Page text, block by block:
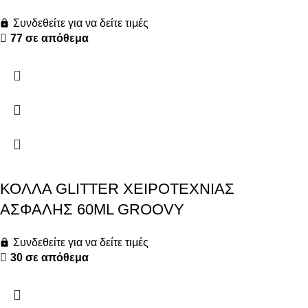
Συνδεθείτε για να δείτε τιμές
77 σε απόθεμα
ΚΟΛΛΑ GLITTER ΧΕΙΡΟΤΕΧΝΙΑΣ
ΑΣΦΑΛΗΣ 60ML GROOVY
Συνδεθείτε για να δείτε τιμές
30 σε απόθεμα